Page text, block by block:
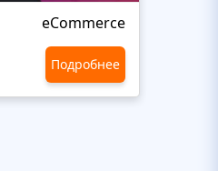
eCommerce
Подробнее